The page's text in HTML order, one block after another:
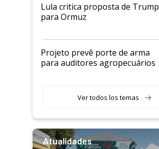
Lula critica proposta de Trump
para Ormuz
Projeto prevê porte de arma
para auditores agropecuários
Ver todos los temas
Atualidades